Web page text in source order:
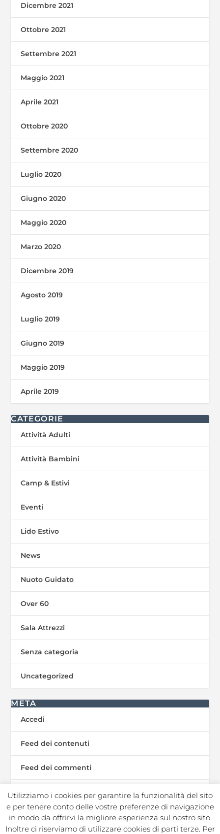
Dicembre 2021
Ottobre 2021
Settembre 2021
Maggio 2021
Aprile 2021
Ottobre 2020
Settembre 2020
Luglio 2020
Giugno 2020
Maggio 2020
Marzo 2020
Dicembre 2019
Agosto 2019
Luglio 2019
Giugno 2019
Maggio 2019
Aprile 2019
CATEGORIE
Attività Adulti
Attività Bambini
Camp & Estivi
Eventi
Lido Estivo
News
Nuoto Guidato
Over 60
Sala Attrezzi
Senza categoria
Uncategorized
META
Accedi
Feed dei contenuti
Feed dei commenti
WordPress.org
Utilizziamo i cookies per garantire la funzionalità del sito
e per tenere conto delle vostre preferenze di navigazione
in modo da offrirvi la migliore esperienza sul nostro sito.
Inoltre ci riserviamo di utilizzare cookies di parti terze. Per